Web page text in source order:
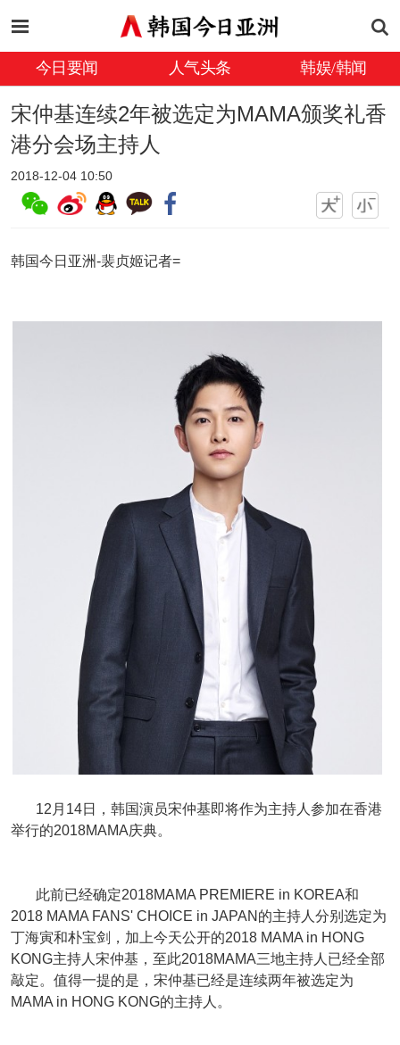
今日要闻 人气头条 韩娱/韩闻
宋仲基连续2年被选定为MAMA颁奖礼香
港分会场主持人
2018-12-04 10:50
韩国今日亚洲-裴贞姬记者=
12月14日，韩国演员宋仲基即将作为主持人参加在香港
举行的2018MAMA庆典。
此前已经确定2018MAMA PREMIERE in KOREA和
2018 MAMA FANS' CHOICE in JAPAN的主持人分别选定为
丁海寅和朴宝剑，加上今天公开的2018 MAMA in HONG
KONG主持人宋仲基，至此2018MAMA三地主持人已经全部
敲定。值得一提的是，宋仲基已经是连续两年被选定为
MAMA in HONG KONG的主持人。